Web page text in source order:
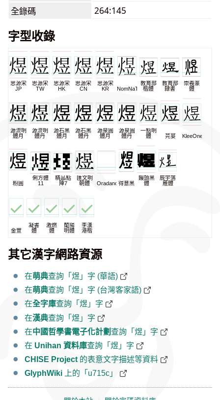
全錄碼
264:145
字型收錄
思源宋
JP
思源宋
TW
思源宋
HK
思源宋
CN
思源宋
KR
NomNaTong
教育部
楷體
教育部
隸書
崇羲篆
體
源流明
體月
源流明
體丹
源石黑
體月
源石黑
體丹
源泉圓
體月
源泉圓
體丹
一點明
體
芫荽 KleeOne
粉圓
俐方體
11
精品點
陣7
匯文明
朝體
Oradano 得意黑
饅頭黑
體
辰宇落
雁體
金萱
凝書
體
激燃
體
蘭陽
明體
李漢
港楷
其它漢字網路資源
在萌典查詢「煜」字 (華語)
在萌典查詢「煜」字 (台灣客家語)
在全字庫查詢「煜」字
在漢典查詢「煜」字
在中國哲學書電子化計劃查詢「煜」字
在 Unihan 資料庫查詢「煜」字
CHISE Project 的表意文字描述等資料
GlyphWiki 上的「u715c」